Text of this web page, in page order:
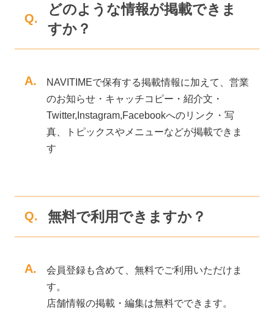
Q.
どのような情報が掲載できま
すか？
A.
NAVITIMEで保有する掲載情報に加えて、営業
のお知らせ・キャッチコピー・紹介文・
Twitter,Instagram,Facebookへのリンク・写
真、トピックスやメニューなどが掲載できま
す
Q. 無料で利用できますか？
A.
会員登録も含めて、無料でご利用いただけま
す。
店舗情報の掲載・編集は無料でできます。